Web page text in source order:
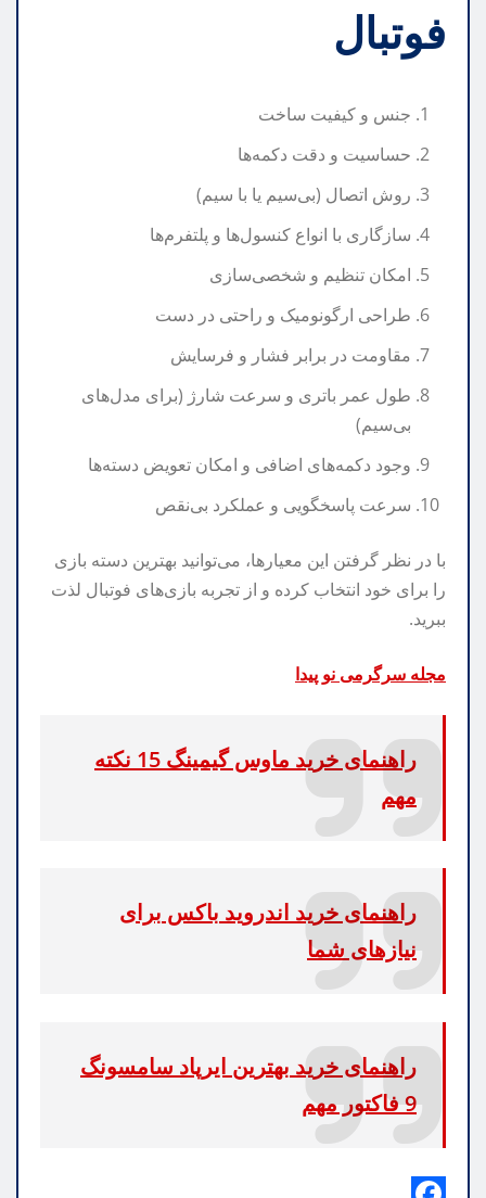
فوتبال
جنس و کیفیت ساخت
حساسیت و دقت دکمه‌ها
روش اتصال (بی‌سیم یا با سیم)
سازگاری با انواع کنسول‌ها و پلتفرم‌ها
امکان تنظیم و شخصی‌سازی
طراحی ارگونومیک و راحتی در دست
مقاومت در برابر فشار و فرسایش
طول عمر باتری و سرعت شارژ (برای مدل‌های
بی‌سیم)
وجود دکمه‌های اضافی و امکان تعویض دسته‌ها
سرعت پاسخگویی و عملکرد بی‌نقص
با در نظر گرفتن این معیارها، می‌توانید بهترین دسته بازی
را برای خود انتخاب کرده و از تجربه بازی‌های فوتبال لذت
ببرید.
مجله سرگرمی نو پیدا
راهنمای خرید ماوس گیمینگ 15 نکته
مهم
راهنمای خرید اندروید باکس برای
نیازهای شما
راهنمای خرید بهترین ایرپاد سامسونگ
9 فاکتور مهم